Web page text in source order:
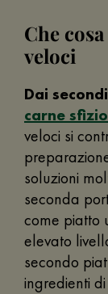
Che
veloci
Dai
carne
veloci si
soluzioni
seconda
come piatto
elevato
secondo
ingredienti